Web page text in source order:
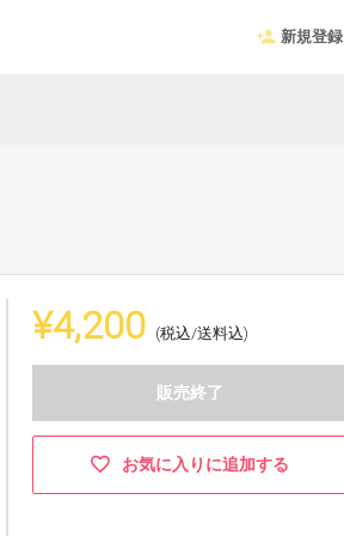
新規登録
¥4,200 (税込/送料込)
販売終了
お気に入りに追加する